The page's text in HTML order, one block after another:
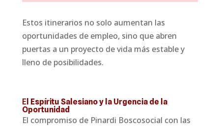
Estos itinerarios no solo aumentan las
oportunidades de empleo, sino que abren
puertas a un proyecto de vida más estable y
lleno de posibilidades.
E l Espíritu Salesiano y la Urgencia de la
Oportunidad
El compromiso de Pinardi Boscosocial con las